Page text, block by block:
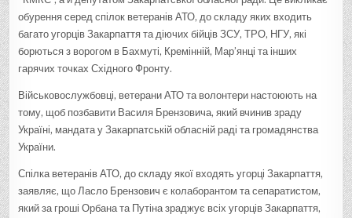
обурення серед спілок ветеранів АТО, до складу яких входить
багато угорців Закарпаття та діючих бійців ЗСУ, ТРО, НГУ, які
борються з ворогом в Бахмуті, Кремінній, Мар’янці та інших
гарячих точках Східного Фронту.
Військовослужбовці, ветерани АТО та волонтери настоюють на
тому, щоб позбавити Василя Брензовича, який вчинив зраду
Україні, мандата у Закарпатській обласній раді та громадянства
України.
Спілка ветеранів АТО, до складу якої входять угорці Закарпаття,
заявляє, що Ласло Брензович є колаборантом та сепаратистом,
який за гроші Орбана та Путіна зраджує всіх угорців Закарпаття,